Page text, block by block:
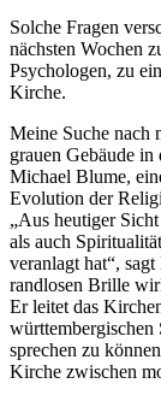
Solche Fragen
nächsten Wochen
Psychologen, zu
Kirche.
Meine Suche nach
grauen Gebäude
Michael Blume,
Evolution der
„Aus heutiger
als auch
veranlagt hat“,
randlosen Brille
Er leitet das
württembergischen
sprechen zu
Kirche zwischen